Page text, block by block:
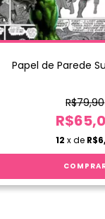
Papel de Parede
R$79,90
12 x de